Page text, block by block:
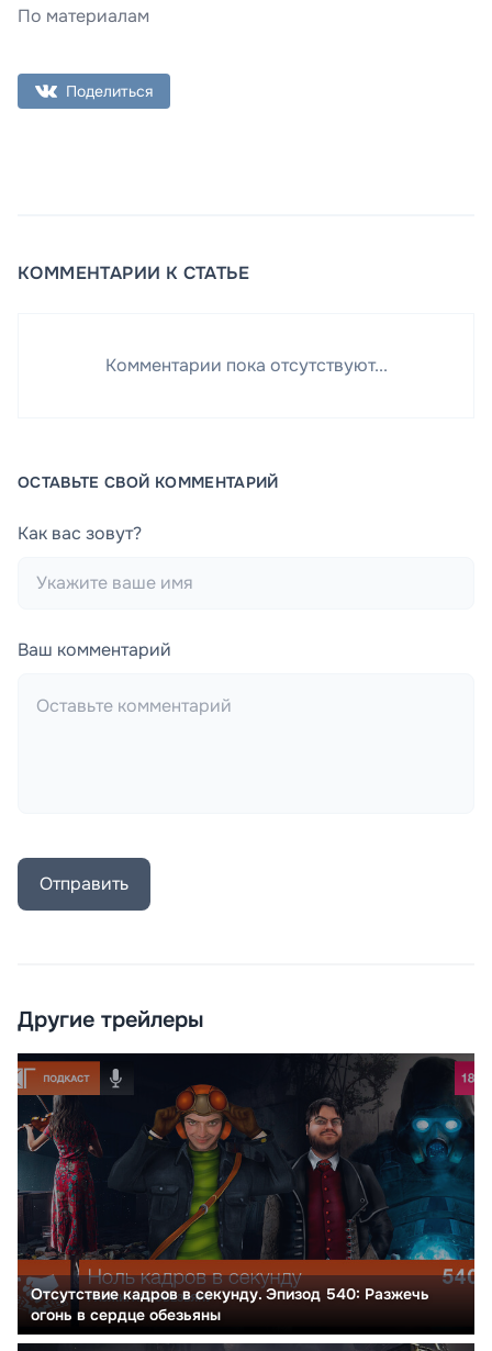
По материалам
Поделиться
КОММЕНТАРИИ К СТАТЬЕ
Комментарии пока отсутствуют...
ОСТАВЬТЕ СВОЙ КОММЕНТАРИЙ
Как вас зовут?
Ваш комментарий
Отправить
Другие трейлеры
Отсутствие кадров в секунду. Эпизод 540: Разжечь
огонь в сердце обезьяны